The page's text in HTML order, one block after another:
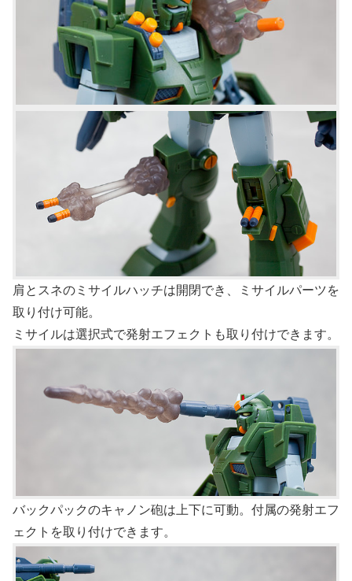
肩とスネのミサイルハッチは開閉でき、ミサイルパーツを
取り付け可能。
ミサイルは選択式で発射エフェクトも取り付けできます。
バックパックのキャノン砲は上下に可動。付属の発射エフ
ェクトを取り付けできます。